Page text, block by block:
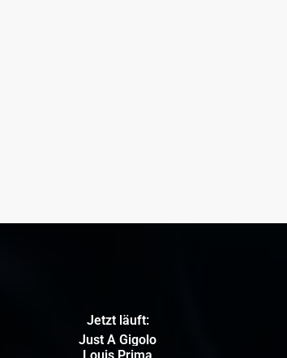
Jetzt läuft:
Just A Gigolo